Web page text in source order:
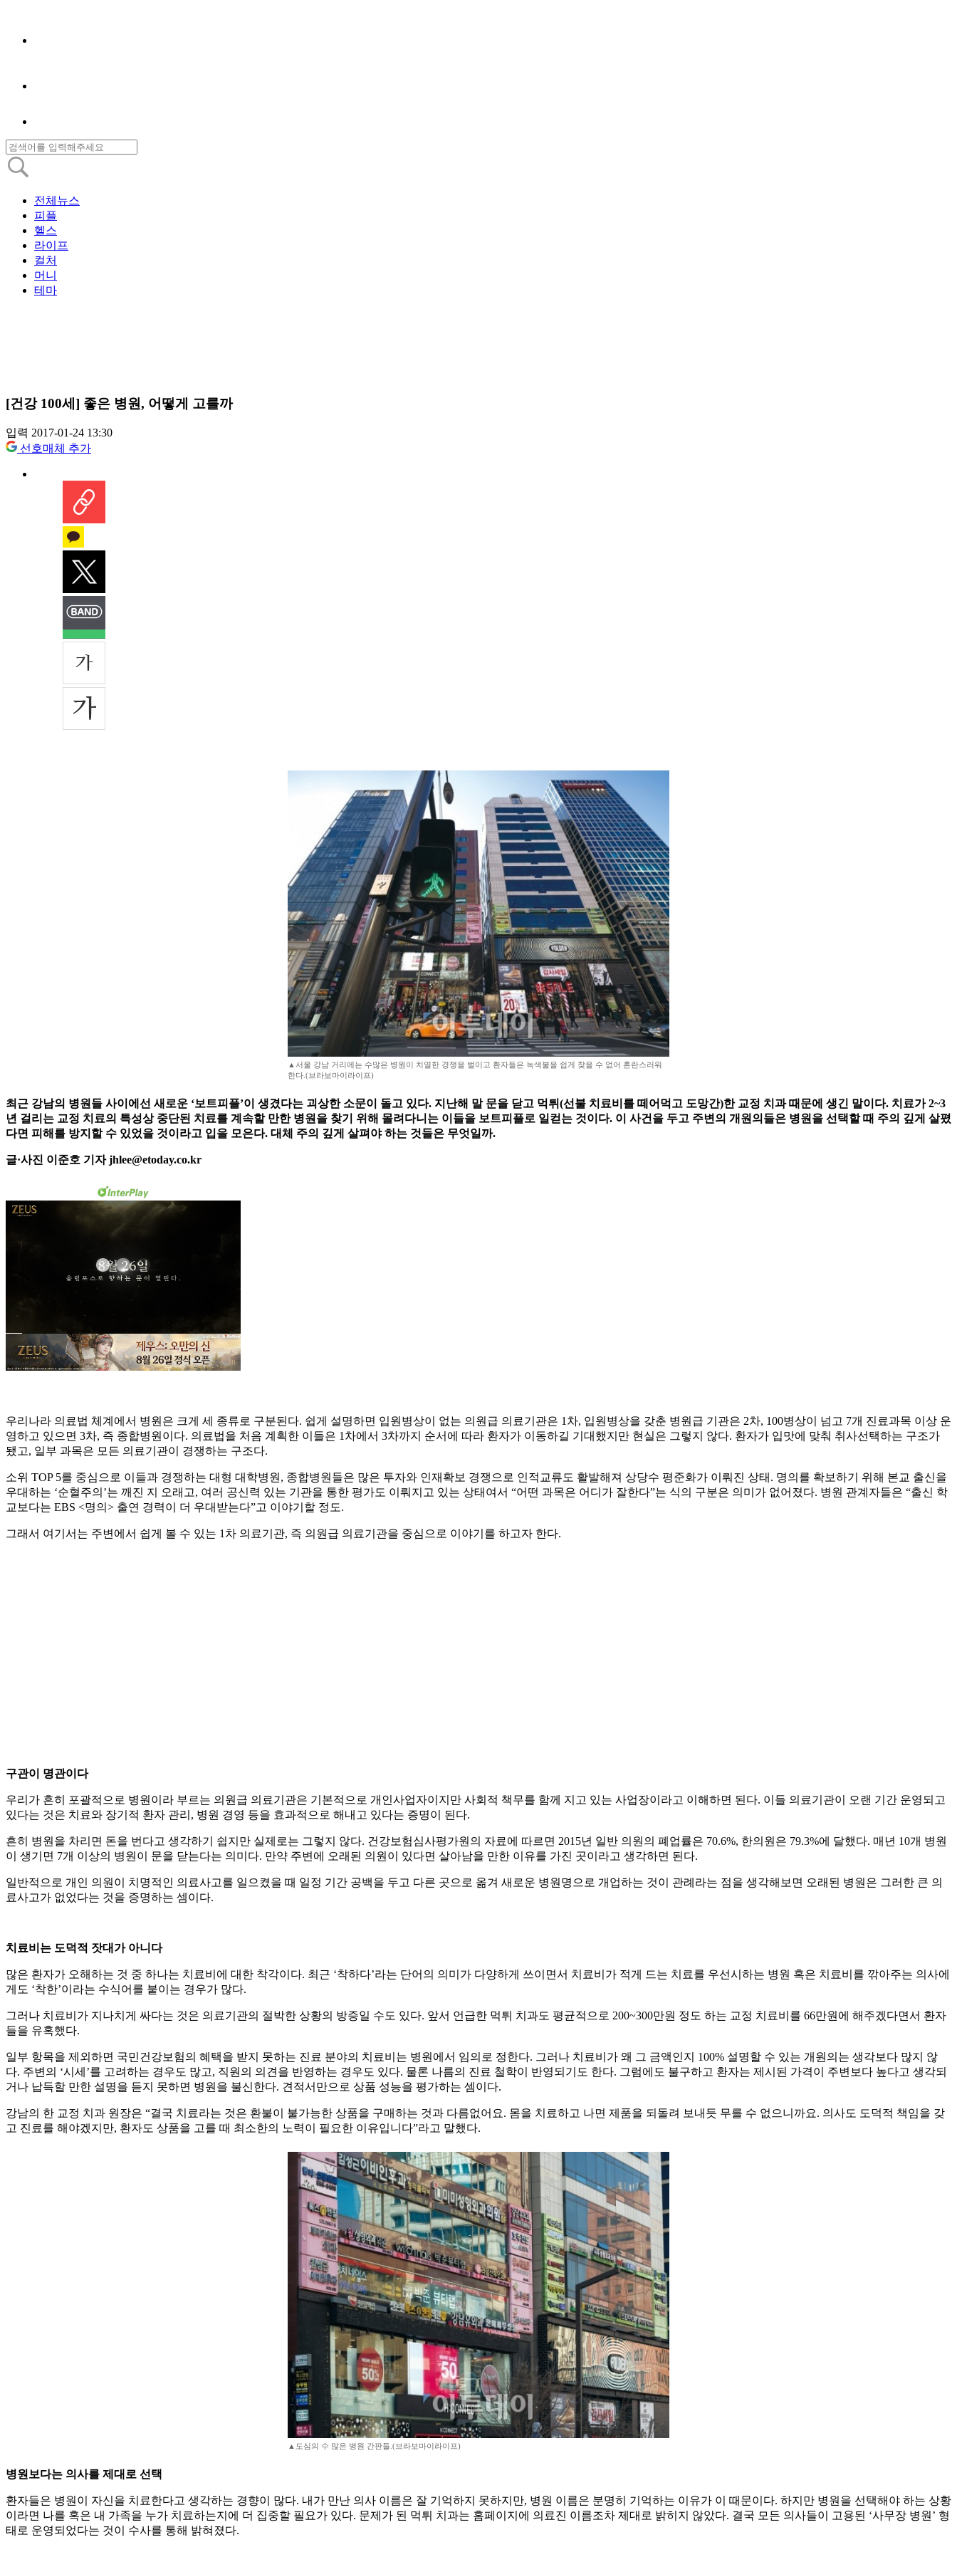
전체뉴스
피플
헬스
라이프
컬처
머니
테마
[건강 100세] 좋은 병원, 어떻게 고를까
입력 2017-01-24 13:30
선호매체 추가
▲서울 강남 거리에는 수많은 병원이 치열한 경쟁을 벌이고 환자들은 녹색불을 쉽게 찾을 수 없어 혼란스러워
한다.(브라보마이라이프)
최근 강남의 병원들 사이에선 새로운 ‘보트피플’이 생겼다는 괴상한 소문이 돌고 있다. 지난해 말 문을 닫고 먹튀(선불 치료비를 떼어먹고 도망간)한 교정 치과 때문에 생긴 말이다. 치료가 2~3
년 걸리는 교정 치료의 특성상 중단된 치료를 계속할 만한 병원을 찾기 위해 몰려다니는 이들을 보트피플로 일컫는 것이다. 이 사건을 두고 주변의 개원의들은 병원을 선택할 때 주의 깊게 살폈
다면 피해를 방지할 수 있었을 것이라고 입을 모은다. 대체 주의 깊게 살펴야 하는 것들은 무엇일까.
글·사진 이준호 기자 jhlee@etoday.co.kr
우리나라 의료법 체계에서 병원은 크게 세 종류로 구분된다. 쉽게 설명하면 입원병상이 없는 의원급 의료기관은 1차, 입원병상을 갖춘 병원급 기관은 2차, 100병상이 넘고 7개 진료과목 이상 운
영하고 있으면 3차, 즉 종합병원이다. 의료법을 처음 계획한 이들은 1차에서 3차까지 순서에 따라 환자가 이동하길 기대했지만 현실은 그렇지 않다. 환자가 입맛에 맞춰 취사선택하는 구조가
됐고, 일부 과목은 모든 의료기관이 경쟁하는 구조다.
소위 TOP 5를 중심으로 이들과 경쟁하는 대형 대학병원, 종합병원들은 많은 투자와 인재확보 경쟁으로 인적교류도 활발해져 상당수 평준화가 이뤄진 상태. 명의를 확보하기 위해 본교 출신을
우대하는 ‘순혈주의’는 깨진 지 오래고, 여러 공신력 있는 기관을 통한 평가도 이뤄지고 있는 상태여서 “어떤 과목은 어디가 잘한다”는 식의 구분은 의미가 없어졌다. 병원 관계자들은 “출신 학
교보다는 EBS <명의> 출연 경력이 더 우대받는다”고 이야기할 정도.
그래서 여기서는 주변에서 쉽게 볼 수 있는 1차 의료기관, 즉 의원급 의료기관을 중심으로 이야기를 하고자 한다.
구관이 명관이다
우리가 흔히 포괄적으로 병원이라 부르는 의원급 의료기관은 기본적으로 개인사업자이지만 사회적 책무를 함께 지고 있는 사업장이라고 이해하면 된다. 이들 의료기관이 오랜 기간 운영되고
있다는 것은 치료와 장기적 환자 관리, 병원 경영 등을 효과적으로 해내고 있다는 증명이 된다.
흔히 병원을 차리면 돈을 번다고 생각하기 쉽지만 실제로는 그렇지 않다. 건강보험심사평가원의 자료에 따르면 2015년 일반 의원의 폐업률은 70.6%, 한의원은 79.3%에 달했다. 매년 10개 병원
이 생기면 7개 이상의 병원이 문을 닫는다는 의미다. 만약 주변에 오래된 의원이 있다면 살아남을 만한 이유를 가진 곳이라고 생각하면 된다.
일반적으로 개인 의원이 치명적인 의료사고를 일으켰을 때 일정 기간 공백을 두고 다른 곳으로 옮겨 새로운 병원명으로 개업하는 것이 관례라는 점을 생각해보면 오래된 병원은 그러한 큰 의
료사고가 없었다는 것을 증명하는 셈이다.
치료비는 도덕적 잣대가 아니다
많은 환자가 오해하는 것 중 하나는 치료비에 대한 착각이다. 최근 ‘착하다’라는 단어의 의미가 다양하게 쓰이면서 치료비가 적게 드는 치료를 우선시하는 병원 혹은 치료비를 깎아주는 의사에
게도 ‘착한’이라는 수식어를 붙이는 경우가 많다.
그러나 치료비가 지나치게 싸다는 것은 의료기관의 절박한 상황의 방증일 수도 있다. 앞서 언급한 먹튀 치과도 평균적으로 200~300만원 정도 하는 교정 치료비를 66만원에 해주겠다면서 환자
들을 유혹했다.
일부 항목을 제외하면 국민건강보험의 혜택을 받지 못하는 진료 분야의 치료비는 병원에서 임의로 정한다. 그러나 치료비가 왜 그 금액인지 100% 설명할 수 있는 개원의는 생각보다 많지 않
다. 주변의 ‘시세’를 고려하는 경우도 많고, 직원의 의견을 반영하는 경우도 있다. 물론 나름의 진료 철학이 반영되기도 한다. 그럼에도 불구하고 환자는 제시된 가격이 주변보다 높다고 생각되
거나 납득할 만한 설명을 듣지 못하면 병원을 불신한다. 견적서만으로 상품 성능을 평가하는 셈이다.
강남의 한 교정 치과 원장은 “결국 치료라는 것은 환불이 불가능한 상품을 구매하는 것과 다름없어요. 몸을 치료하고 나면 제품을 되돌려 보내듯 무를 수 없으니까요. 의사도 도덕적 책임을 갖
고 진료를 해야겠지만, 환자도 상품을 고를 때 최소한의 노력이 필요한 이유입니다”라고 말했다.
▲도심의 수 많은 병원 간판들.(브라보마이라이프)
병원보다는 의사를 제대로 선택
환자들은 병원이 자신을 치료한다고 생각하는 경향이 많다. 내가 만난 의사 이름은 잘 기억하지 못하지만, 병원 이름은 분명히 기억하는 이유가 이 때문이다. 하지만 병원을 선택해야 하는 상황
이라면 나를 혹은 내 가족을 누가 치료하는지에 더 집중할 필요가 있다. 문제가 된 먹튀 치과는 홈페이지에 의료진 이름조차 제대로 밝히지 않았다. 결국 모든 의사들이 고용된 ‘사무장 병원’ 형
태로 운영되었다는 것이 수사를 통해 밝혀졌다.